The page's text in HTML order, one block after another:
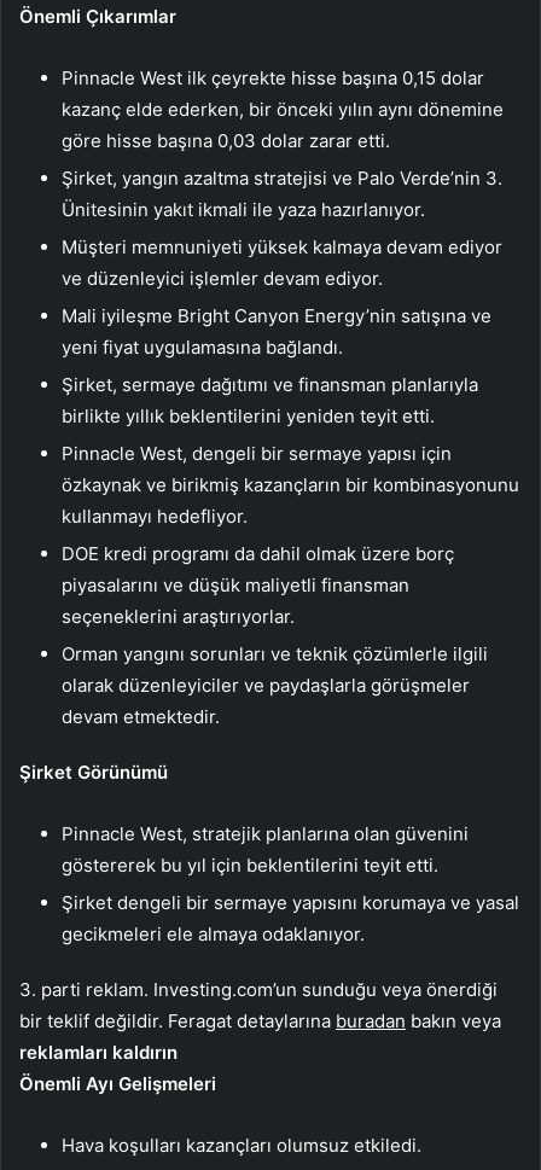
Önemli Çıkarımlar
Pinnacle West ilk çeyrekte hisse başına 0,15 dolar
kazanç elde ederken, bir önceki yılın aynı dönemine
göre hisse başına 0,03 dolar zarar etti.
Şirket, yangın azaltma stratejisi ve Palo Verde’nin 3.
Ünitesinin yakıt ikmali ile yaza hazırlanıyor.
Müşteri memnuniyeti yüksek kalmaya devam ediyor
ve düzenleyici işlemler devam ediyor.
Mali iyileşme Bright Canyon Energy’nin satışına ve
yeni fiyat uygulamasına bağlandı.
Şirket, sermaye dağıtımı ve finansman planlarıyla
birlikte yıllık beklentilerini yeniden teyit etti.
Pinnacle West, dengeli bir sermaye yapısı için
özkaynak ve birikmiş kazançların bir kombinasyonunu
kullanmayı hedefliyor.
DOE kredi programı da dahil olmak üzere borç
piyasalarını ve düşük maliyetli finansman
seçeneklerini araştırıyorlar.
Orman yangını sorunları ve teknik çözümlerle ilgili
olarak düzenleyiciler ve paydaşlarla görüşmeler
devam etmektedir.
Şirket Görünümü
Pinnacle West, stratejik planlarına olan güvenini
göstererek bu yıl için beklentilerini teyit etti.
Şirket dengeli bir sermaye yapısını korumaya ve yasal
gecikmeleri ele almaya odaklanıyor.
3. parti reklam. Investing.com’un sunduğu veya önerdiği
bir teklif değildir. Feragat detaylarına buradan bakın veya
reklamları kaldırın
Önemli Ayı Gelişmeleri
Hava koşulları kazançları olumsuz etkiledi.